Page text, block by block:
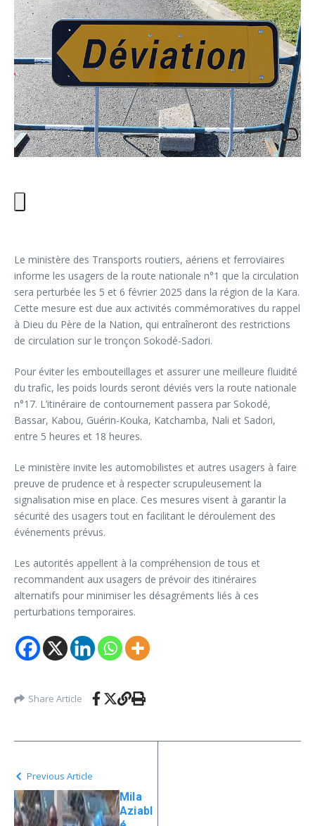
Le ministère des Transports routiers, aériens et ferroviaires
informe les usagers de la route nationale n°1 que la circulation
sera perturbée les 5 et 6 février 2025 dans la région de la Kara.
Cette mesure est due aux activités commémoratives du rappel
à Dieu du Père de la Nation, qui entraîneront des restrictions
de circulation sur le tronçon Sokodé-Sadori.
Pour éviter les embouteillages et assurer une meilleure fluidité
du trafic, les poids lourds seront déviés vers la route nationale
n°17. L’itinéraire de contournement passera par Sokodé,
Bassar, Kabou, Guérin-Kouka, Katchamba, Nali et Sadori,
entre 5 heures et 18 heures.
Le ministère invite les automobilistes et autres usagers à faire
preuve de prudence et à respecter scrupuleusement la
signalisation mise en place. Ces mesures visent à garantir la
sécurité des usagers tout en facilitant le déroulement des
événements prévus.
Les autorités appellent à la compréhension de tous et
recommandent aux usagers de prévoir des itinéraires
alternatifs pour minimiser les désagréments liés à ces
perturbations temporaires.
Share Article
Previous Article
Mila
Aziabl